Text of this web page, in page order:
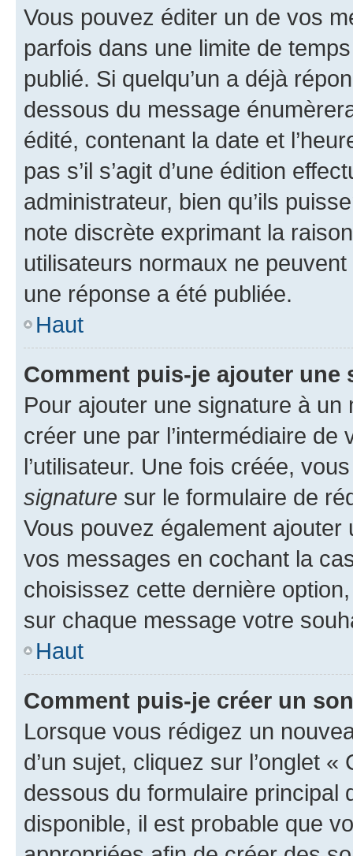
Vous pouvez éditer un de vos
parfois dans une limite de
publié. Si quelqu’un a déjà
dessous du message
édité, contenant la date et
pas s’il s’agit d’une édition
administrateur, bien qu’ils
note discrète exprimant la
utilisateurs normaux ne
une réponse a été publiée.
Haut
Comment puis-je ajouter une
Pour ajouter une signature à un
créer une par l’intermédiaire
l’utilisateur. Une fois créée,
signature sur le formulaire de
Vous pouvez également
vos messages en cochant la
choisissez cette dernière
sur chaque message votre
Haut
Comment puis-je créer un
Lorsque vous rédigez un
d’un sujet, cliquez sur l’onglet
dessous du formulaire principal
disponible, il est probable que